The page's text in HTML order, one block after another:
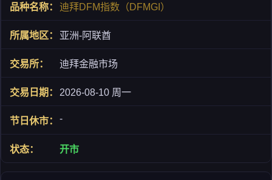
迪拜DFM指数（DFMGI）
亚洲-阿联酋
迪拜金融市场
2026-08-10 周一
-
开市